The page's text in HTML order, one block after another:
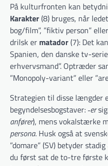
På kulturfronten kan
Karakter(8) bruges, når
bog/film”, ”fiktiv person”
drilsk er matador(7): Det
Spanien, den danske tv-
erhvervsmand”. Optræder
”Monopoly-variant” eller
Strategien til disse længder
begyndelsesbogstaver: ‑er
anfører), mens vokalstærke
persona. Husk også at
”domare” (SV) betyder stadig
du først sat de to-tre første